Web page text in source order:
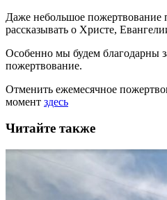
Даже небольшое пожертвование
рассказывать о Христе,
Особенно мы будем благодарны
пожертвование.
Отменить ежемесячное
момент здесь
Читайте также